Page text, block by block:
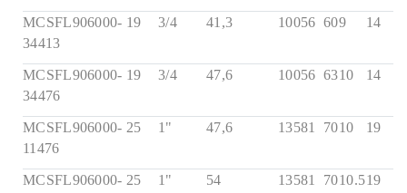
MCSFL906000-
34413
19 3/4 41,3 10056 609 14
MCSFL906000-
34476
19 3/4 47,6 10056 6310 14
MCSFL906000-
11476
25 1" 47,6 13581 7010 19
MCSFL906000- 25 1" 54 13581 7010.519